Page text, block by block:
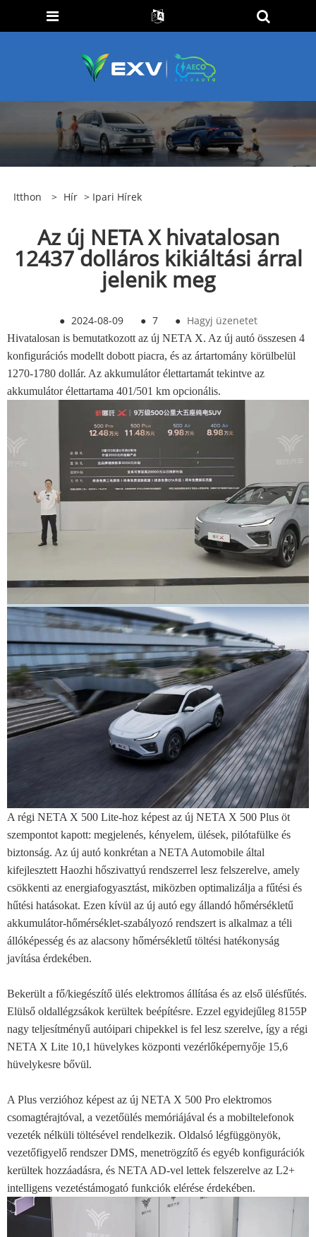
Itthon > Hír > Ipari Hírek
Az új NETA X hivatalosan
12437 dolláros kikiáltási árral
jelenik meg
● 2024-08-09 ● 7 ● Hagyj üzenetet
Hivatalosan is bemutatkozott az új NETA X. Az új autó összesen 4
konfigurációs modellt dobott piacra, és az ártartomány körülbelül
1270-1780 dollár. Az akkumulátor élettartamát tekintve az
akkumulátor élettartama 401/501 km opcionális.
A régi NETA X 500 Lite-hoz képest az új NETA X 500 Plus öt
szempontot kapott: megjelenés, kényelem, ülések, pilótafülke és
biztonság. Az új autó konkrétan a NETA Automobile által
kifejlesztett Haozhi hőszivattyú rendszerrel lesz felszerelve, amely
csökkenti az energiafogyasztást, miközben optimalizálja a fűtési és
hűtési hatásokat. Ezen kívül az új autó egy állandó hőmérsékletű
akkumulátor-hőmérséklet-szabályozó rendszert is alkalmaz a téli
állóképesség és az alacsony hőmérsékletű töltési hatékonyság
javítása érdekében.
Bekerült a fő/kiegészítő ülés elektromos állítása és az első ülésfűtés.
Elülső oldallégzsákok kerültek beépítésre. Ezzel egyidejűleg 8155P
nagy teljesítményű autóipari chipekkel is fel lesz szerelve, így a régi
NETA X Lite 10,1 hüvelykes központi vezérlőképernyője 15,6
hüvelykesre bővül.
A Plus verzióhoz képest az új NETA X 500 Pro elektromos
csomagtérajtóval, a vezetőülés memóriájával és a mobiltelefonok
vezeték nélküli töltésével rendelkezik. Oldalsó légfüggönyök,
vezetőfigyelő rendszer DMS, menetrögzítő és egyéb konfigurációk
kerültek hozzáadásra, és NETA AD-vel lettek felszerelve az L2+
intelligens vezetéstámogató funkciók elérése érdekében.